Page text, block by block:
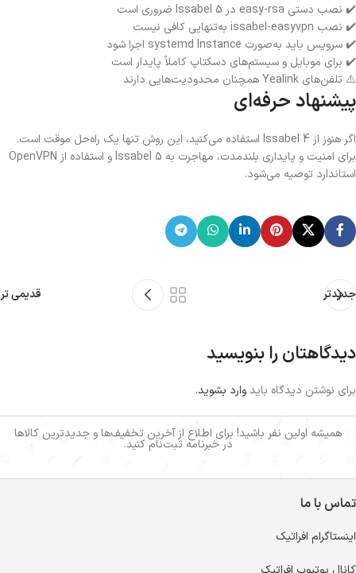
✔️ نصب دستی easy-rsa در Issabel 5 ضروری است
✔️ نصب issabel-easyvpn به‌تنهایی کافی نیست
✔️ سرویس باید به‌صورت systemd Instance اجرا شود
✔️ برای موبایل و سیستم‌های دسکتاپ کاملاً پایدار است
⚠️ تلفن‌های Yealink همچنان محدودیت‌هایی دارند
پیشنهاد حرفه‌ای
اگر هنوز از Issabel 4 استفاده می‌کنید، این روش تنها یک راه‌حل موقت است.
برای امنیت و پایداری بلندمدت، مهاجرت به Issabel 5 و استفاده از OpenVPN
استاندارد توصیه می‌شود.
جدیدتر قدیمی تر
دیدگاهتان را بنویسید
برای نوشتن دیدگاه بایدوارد بشوید.
همیشه اولین نفر باشید! برای اطلاع از آخرین تخفیف‌ها و جدیدترین کالاها
در خبرنامه ثبت‌نام کنید.
تماس با ما
اینستاگرام افراتیک